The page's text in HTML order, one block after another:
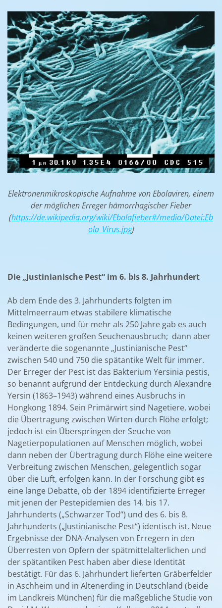
Elektronenmikroskopische Aufnahme von Ebolaviren, einem
der möglichen Erreger hämorrhagischer Fieber
(https://de.wikipedia.org/wiki/Ebolafieber#/media/Datei:Eb
ola_Virus.jpg)
Die „Justinianische Pest“ im 6. bis 8. Jahrhundert
Ab dem Ende des 3. Jahrhunderts folgten im
Mittelmeerraum etwas stabilere klimatische
Bedingungen, und für mehr als 250 Jahre gab es auch
keinen weiteren großen Seuchenausbruch; dann aber
veränderte die sogenannte „Justinianische Pest“
zwischen 540 und 750 die spätantike Welt für immer.
Der Erreger der Pest ist das Bakterium Yersinia pestis,
so benannt aufgrund der Entdeckung durch Alexandre
Yersin (1863–1943) während eines Ausbruchs in
Hongkong 1894. Sein Primärwirt sind Nagetiere, wobei
die Übertragung zwischen Wirten durch Flöhe erfolgt;
jedoch ist ein Überspringen der Seuche von
Nagetierpopulationen auf Menschen möglich, wobei
dann neben der Übertragung durch Flöhe eine weitere
Verbreitung zwischen Menschen, gelegentlich sogar
über die Luft, erfolgen kann. In der Forschung gibt es
eine lange Debatte, ob der 1894 identifizierte Erreger
mit jenen der Pestepidemien des 14. bis 17.
Jahrhunderts („Schwarzer Tod“) und des 6. bis 8.
Jahrhunderts („Justinianische Pest“) identisch ist. Neue
Ergebnisse der DNA-Analysen von Erregern in den
Überresten von Opfern der spätmittelalterlichen und
der spätantiken Pest haben aber diese Identität
bestätigt. Für das 6. Jahrhundert lieferten Gräberfelder
in Aschheim und in Altenerding in Deutschland (beide
im Landkreis München) für die maßgebliche Studie von